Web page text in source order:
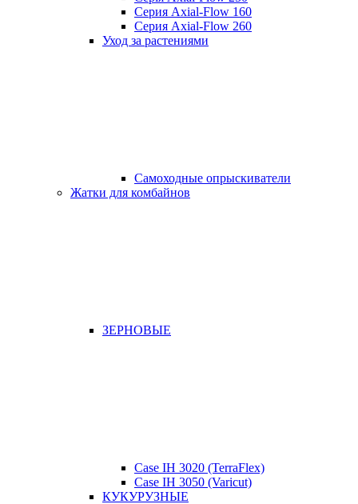
Серия Axial-Flow 160
Серия Axial-Flow 260
Уход за растениями
Самоходные опрыскиватели
Жатки для комбайнов
ЗЕРНОВЫЕ
Case IH 3020 (TerraFlex)
Case IH 3050 (Varicut)
КУКУРУЗНЫЕ